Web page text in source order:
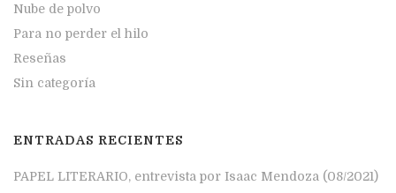
Nube de polvo
Para no perder el hilo
Reseñas
Sin categoría
ENTRADAS RECIENTES
PAPEL LITERARIO, entrevista por Isaac Mendoza (08/2021)